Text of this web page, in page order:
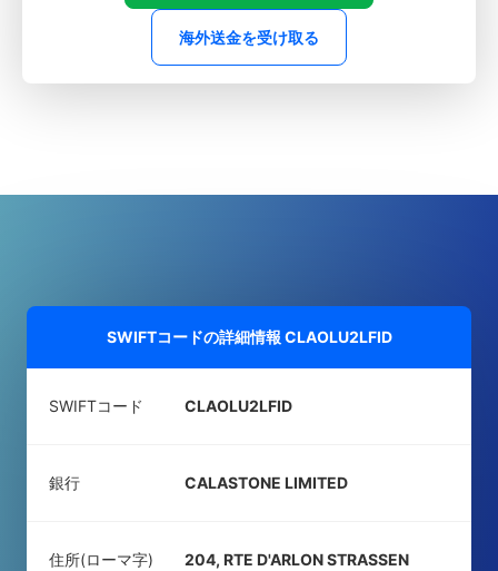
海外送金を受け取る
SWIFTコードの詳細情報 CLAOLU2LFID
SWIFTコード CLAOLU2LFID
銀行 CALASTONE LIMITED
住所(ローマ字) 204, RTE D'ARLON STRASSEN